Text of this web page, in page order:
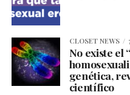
CLOSET NEWS
No existe el
genética,
científico